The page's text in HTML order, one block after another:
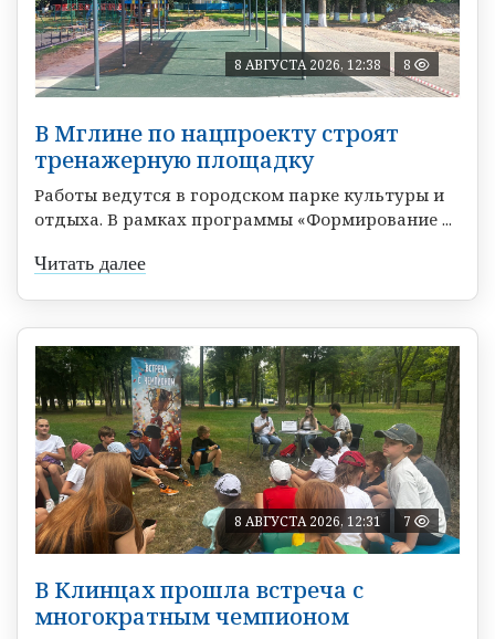
8 АВГУСТА 2026, 12:38 8
В Мглине по нацпроекту строят
тренажерную площадку
Работы ведутся в городском парке культуры и
отдыха. В рамках программы «Формирование ...
Читать далее
8 АВГУСТА 2026, 12:31 7
В Клинцах прошла встреча с
многократным чемпионом